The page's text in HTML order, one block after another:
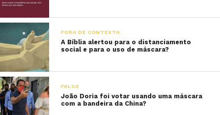
FORA DE CONTEXTO
A Bíblia alertou para o distanciamento
social e para o uso de máscara?
FALSO
João Doria foi votar usando uma máscara
com a bandeira da China?